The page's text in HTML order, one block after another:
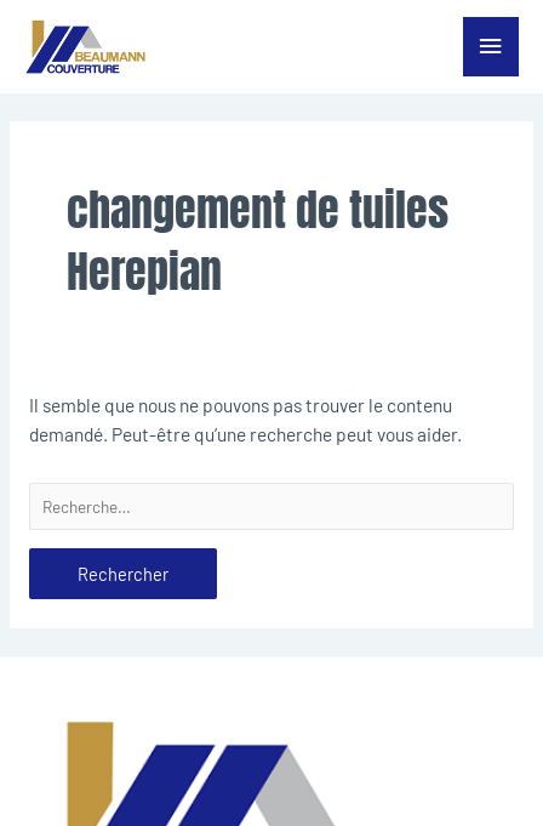
Aller
Menu
changement de tuiles
Herepian
Il semble que nous ne pouvons pas trouver le contenu
demandé. Peut-être qu’une recherche peut vous aider.